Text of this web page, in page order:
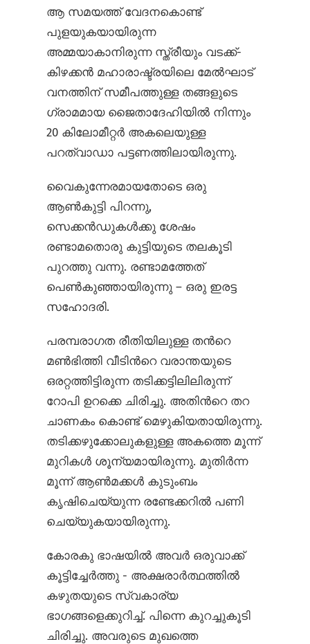
ആ സമയത്ത് വേദനകൊണ്ട്
പുളയുകയായിരുന്ന
അമ്മയാകാനിരുന്ന സ്ത്രീയും വടക്ക്-
കിഴക്കൻ മഹാരാഷ്ട്രയിലെ മേൽഘാട്
വനത്തിന് സമീപത്തുള്ള തങ്ങളുടെ
ഗ്രാമമായ ജൈതാദേഹിയിൽ നിന്നും
20 കിലോമീറ്റർ അകലെയുള്ള
പറത്‌വാഡാ പട്ടണത്തിലായിരുന്നു.
വൈകുന്നേരമായതോടെ ഒരു
ആൺകുട്ടി പിറന്നു,
സെക്കൻഡുകൾക്കു ശേഷം
രണ്ടാമതൊരു കുട്ടിയുടെ തലകൂടി
പുറത്തു വന്നു. രണ്ടാമത്തേത്
പെൺകുഞ്ഞായിരുന്നു – ഒരു ഇരട്ട
സഹോദരി.
പരമ്പരാഗത രീതിയിലുള്ള തന്‍റെ
മൺഭിത്തി വീടിന്‍റെ വരാന്തയുടെ
ഒരറ്റത്തിട്ടിരുന്ന തടിക്കട്ടിലിലിരുന്ന്
റോപി ഉറക്കെ ചിരിച്ചു. അതിന്‍റെ തറ
ചാണകം കൊണ്ട് മെഴുകിയതായിരുന്നു.
തടിക്കഴുക്കോലുകളുള്ള അകത്തെ മൂന്ന്
മുറികൾ ശൂന്യമായിരുന്നു. മുതിർന്ന
മൂന്ന് ആൺമക്കൾ കുടുംബം
കൃഷിചെയ്യുന്ന രണ്ടേക്കറിൽ പണി
ചെയ്യുകയായിരുന്നു.
കോരകു ഭാഷയിൽ അവർ ഒരുവാക്ക്
കൂട്ടിച്ചേർത്തു - അക്ഷരാർത്ഥത്തിൽ
കഴുതയുടെ സ്വകാര്യ
ഭാഗങ്ങളെക്കുറിച്ച്. പിന്നെ കുറച്ചുകൂടി
ചിരിച്ചു. അവരുടെ മുഖത്തെ